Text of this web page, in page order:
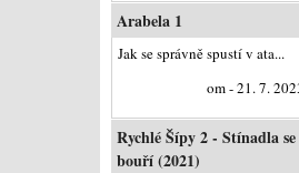
Arabela 1
Jak se správně spustí v ata...
om - 21. 7.
Rychlé Šípy 2 - Stínadla se
bouří (2021)